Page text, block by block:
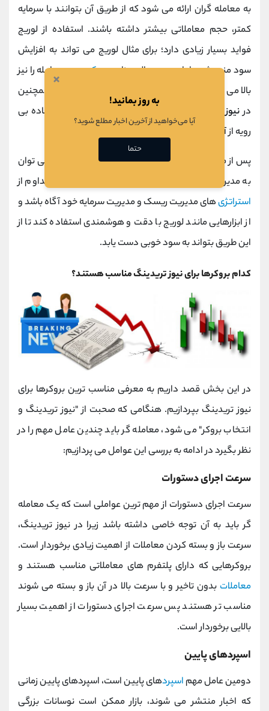
به معامله گران ارائه می شود که از طریق آن بتوانند با سرمایه
کمتر، حجم معاملاتی بیشتر داشته باشند. استفاده از لوریج
فواید بسیار زیادی دارد؛ برای مثال لوریج می‌ تواند به افزایش
سود منجر شود اما در عین حال میزانریسکدر هر معامله را نیز
بالا می ‌برد و این یکی از معایب لوریج به شمار می رود. همچنین
درنیوز تریدینگ
، به دلیل نوسانات ناگهانی قیمت، استفاده بی
‌رویه از آن می‌ تواند باعث ضررهای سنگینی شود.
پس از مهم ترین فاکتورهای موفقیت در نیوز تریدینگ، می توان
به مدیریت ریسک اشاره کرد. معامله‌ گر باید به صورت مداوم از
استراتژی‌های مدیریت ریسک و مدیریت سرمایه خود آگاه باشد و
از ابزارهایی مانند لوریج با دقت و هوشمندی استفاده کند تا از
این طریق بتواند به سود خوبی دست یابد.
کدام بروکرها برای نیوز تریدینگ مناسب هستند؟
در این بخش قصد داریم به معرفی مناسب ترین بروکرها برای
نیوز تریدینگ بپردازیم. هنگامی که صحبت از "نیوز تریدینگ و
انتخاب بروکر" می ‌شود، معامله گر باید چندین عامل مهم را در
نظر بگیرد در ادامه به بررسی این عوامل می پردازیم:
سرعت اجرای دستورات
سرعت اجرای دستورات از مهم ترین عواملی است که یک معامله
گر باید به آن توجه خاصی داشته باشد زیرا در نیوز تریدینگ،
سرعت باز و بسته کردن معاملات از اهمیت زیادی برخوردار است.
بروکرهایی که دارای پلتفرم‌ های معاملاتی مناسب هستند و
معاملات بدون تاخیر و با سرعت بالا در آن باز و بسته می شوند
مناسب تر هستند پس سرعت اجرای دستورات از اهمیت بسیار
بالایی برخوردار است.
اسپردهای پایین
دومین عامل مهم اسپردهای پایین است، اسپردهای پایین زمانی
که اخبار منتشر می‌ شوند، بازار ممکن است نوسانات بزرگی
×
به روز بمانید!
آیا می‌خواهید از آخرین اخبار مطلع شوید؟
حتما